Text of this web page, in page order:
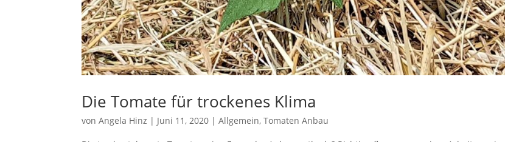
Die Tomate für trockenes Klima
vonAngela Hinz | Juni 11, 2020 |Allgemein,Tomaten Anbau